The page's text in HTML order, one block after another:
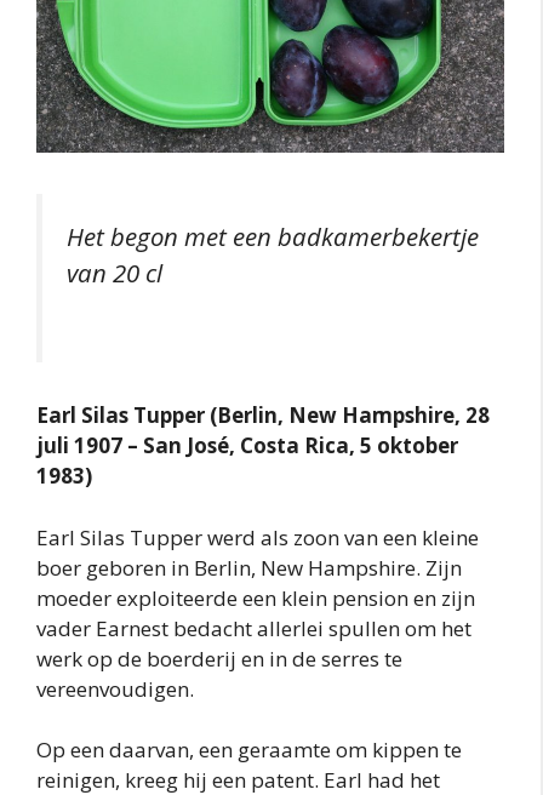
Het begon met een badkamerbekertje
van 20 cl
Earl Silas Tupper (Berlin, New Hampshire, 28
juli 1907 – San José, Costa Rica, 5 oktober
1983)
Earl Silas Tupper werd als zoon van een kleine
boer geboren in Berlin, New Hampshire. Zijn
moeder exploiteerde een klein pension en zijn
vader Earnest bedacht allerlei spullen om het
werk op de boerderij en in de serres te
vereenvoudigen.
Op een daarvan, een geraamte om kippen te
reinigen, kreeg hij een patent. Earl had het